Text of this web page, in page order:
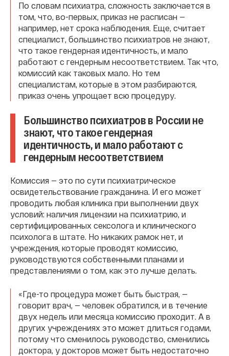
По словам психиатра, сложность заключается в
том, что, во-первых, приказ не расписан —
например, нет срока наблюдения. Еще, считает
специалист, большинство психиатров не знают,
что такое гендерная идентичность, и мало
работают с гендерным несоответствием. Так что,
комиссий как таковых мало. Но тем
специалистам, которые в этом разбираются,
приказ очень упрощает всю процедуру.
Большинство психиатров в России не
знают, что такое гендерная
идентичность, и мало работают с
гендерным несоответствием
Комиссия — это по сути психиатрическое
освидетельствование гражданина. И его может
проводить любая клиника при выполнении двух
условий: наличия лицензии на психиатрию, и
сертифицированных сексолога и клинического
психолога в штате. Но никаких рамок нет, и
учреждения, которые проводят комиссию,
руководствуются собственными планами и
представлениями о том, как это лучше делать.
«Где-то процедура может быть быстрая, —
говорит врач, — человек обратился, и в течение
двух недель или месяца комиссию проходит. А в
других учреждениях это может длиться годами,
потому что сменилось руководство, сменились
доктора, у докторов может быть недостаточно